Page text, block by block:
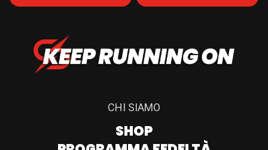
CHI SIAMO
SHOP